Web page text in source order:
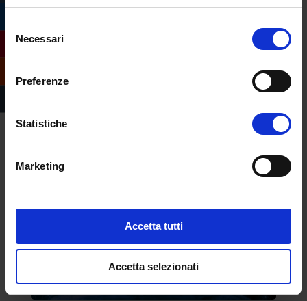
delNecessari
Preferenze
Statistiche
Marketing
Accetta tutti
Accetta selezionati
di oggi richiede
strumenti culturali solidi
contestualizzare e comprendere i segni e i
messaggi. E la soluzione, per Eco, è lo studio